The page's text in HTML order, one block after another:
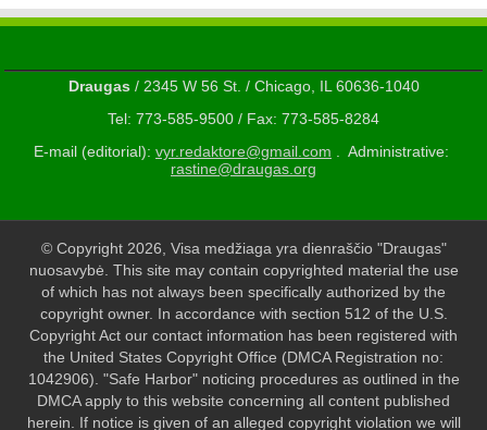
Draugas/ 2345 W 56 St. / Chicago, IL 60636-1040
Tel: 773-585-9500 / Fax: 773-585-8284
E-mail (editorial): vyr.redaktore@gmail.com . Administrative:
rastine@draugas.org
© Copyright 2026, Visa medžiaga yra dienraščio "Draugas"
nuosavybė. This site may contain copyrighted material the use
of which has not always been specifically authorized by the
copyright owner. In accordance with section 512 of the U.S.
Copyright Act our contact information has been registered with
the United States Copyright Office (DMCA Registration no:
1042906). "Safe Harbor" noticing procedures as outlined in the
DMCA apply to this website concerning all content published
herein. If notice is given of an alleged copyright violation we will